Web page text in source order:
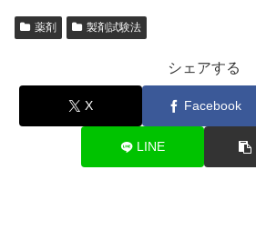
薬剤 製剤試験法
シェアする
X Facebook
LINE